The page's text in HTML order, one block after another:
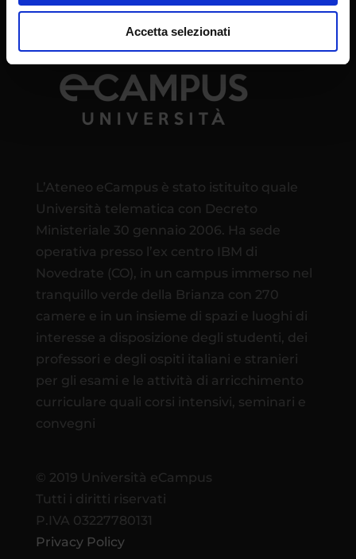
Accetta selezionati
L’Ateneo eCampus è stato istituito quale
Università telematica con Decreto
Ministeriale 30 gennaio 2006. Ha sede
operativa presso l’ex centro IBM di
Novedrate (CO), in un campus immerso nel
tranquillo verde della Brianza con 270
camere e in un insieme di spazi e luoghi di
interesse a disposizione degli studenti, dei
professori e degli ospiti italiani e stranieri
per gli esami e le attività di arricchimento
curriculare quali corsi intensivi, seminari e
convegni
© 2019 Università eCampus
Tutti i diritti riservati
P.IVA 03227780131
Privacy Policy